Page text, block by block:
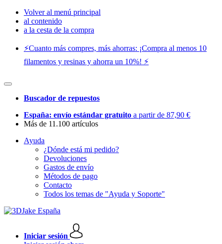
Volver al menú principal
al contenido
a la cesta de la compra
⚡️Cuanto más compres, más ahorras: ¡Compra al menos 10
filamentos y resinas y ahorra un 10%! ⚡️
Buscador de repuestos
España: envío estándar gratuito a partir de 87,90 €
Más de 11.100 artículos
Ayuda
¿Dónde está mi pedido?
Devoluciones
Gastos de envío
Métodos de pago
Contacto
Todos los temas de "Ayuda y Soporte"
Iniciar sesión